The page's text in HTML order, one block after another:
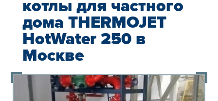
котлы для частного
дома THERMOJET
HotWater 250 в
Москве
E-mail
Согласие на обработку
персональных данных
Y
Организация
Имя*
Телефон*
E-mail
Телефон*
E-mail